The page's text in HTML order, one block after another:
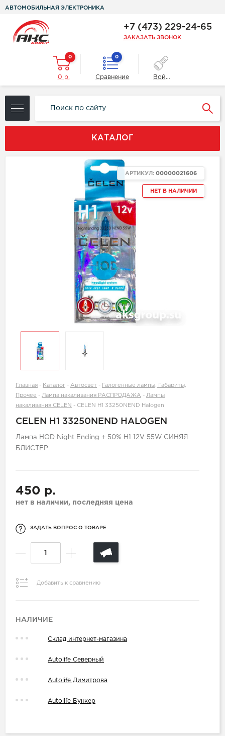
АВТОМОБИЛЬНАЯ ЭЛЕКТРОНИКА
+7 (473) 229-24-65
ЗАКАЗАТЬ ЗВОНОК
0
0 р.
0
Сравнение Войти
КАТАЛОГ
НЕТ В НАЛИЧИИ
АРТИКУЛ: 00000021606
Главная - Каталог - Автосвет -
Галогенные лампы, Габариты,
Прочее - Лампа накаливания РАСПРОДАЖА - Лампы
накаливания CELEN - CELEN H1 33250NEND Halogen
CELEN H1 33250NEND HALOGEN
Лампа HOD Night Ending + 50% H1 12V 55W СИНЯЯ
БЛИСТЕР
450 р.
нет в наличии, последняя цена
ЗАДАТЬ ВОПРОС О ТОВАРЕ
Добавить к сравнению
НАЛИЧИЕ
Склад интернет-магазина
Autolife Северный
Autolife Димитрова
Autolife Бункер